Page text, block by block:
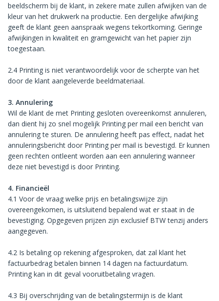
beeldscherm bij de klant, in zekere mate zullen afwijken van de
kleur van het drukwerk na productie. Een dergelijke afwijking
geeft de klant geen aanspraak wegens tekortkoming. Geringe
afwijkingen in kwaliteit en gramgewicht van het papier zijn
toegestaan.
2.4 Printing is niet verantwoordelijk voor de scherpte van het
door de klant aangeleverde beeldmateriaal.
3. Annulering
Wil de klant de met Printing gesloten overeenkomst annuleren,
dan dient hij zo snel mogelijk Printing per mail een bericht van
annulering te sturen. De annulering heeft pas effect, nadat het
annuleringsbericht door Printing per mail is bevestigd. Er kunnen
geen rechten ontleent worden aan een annulering wanneer
deze niet bevestigd is door Printing.
4. Financieël
4.1 Voor de vraag welke prijs en betalingswijze zijn
overeengekomen, is uitsluitend bepalend wat er staat in de
bevestiging. Opgegeven prijzen zijn exclusief BTW tenzij anders
aangegeven.
4.2 Is betaling op rekening afgesproken, dat zal klant het
factuurbedrag betalen binnen 14 dagen na factuurdatum.
Printing kan in dit geval vooruitbetaling vragen.
4.3 Bij overschrijding van de betalingstermijn is de klant